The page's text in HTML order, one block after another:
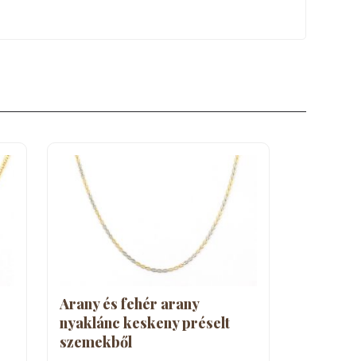
Arany és fehér arany
nyaklánc keskeny préselt
szemekből